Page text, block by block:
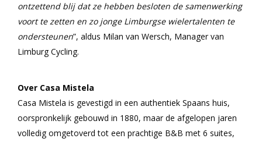
ontzettend blij dat ze hebben besloten de samenwerking
voort te zetten en zo jonge Limburgse wielertalenten te
ondersteunen”, aldus Milan van Wersch, Manager van
Limburg Cycling.
Over Casa Mistela
​Casa Mistela is gevestigd in een authentiek Spaans huis,
oorspronkelijk gebouwd in 1880, maar de afgelopen jaren
volledig omgetoverd tot een prachtige B&B met 6 suites,